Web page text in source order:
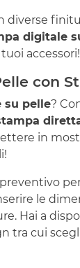
diverse
digitale
accessori!
con
su pelle?
in
le
Hai a
tra cui